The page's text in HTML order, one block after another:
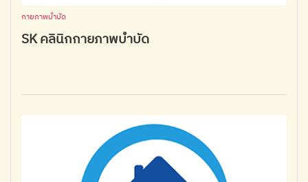
กายภาพบำบัด
SK คลินิกกายภาพบำบัด